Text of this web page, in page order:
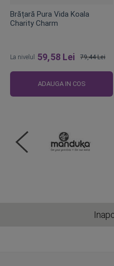
Brățară Pura Vida Koala
Charity Charm
La nivelul 59,58 Lei
obisnuit
79,44 Lei
ADAUGA IN COS